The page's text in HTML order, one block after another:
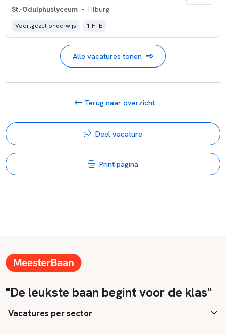
St.-Odulphuslyceum - Tilburg
Voortgezet onderwijs 1 FTE
Alle vacatures tonen
Terug naar overzicht
Deel vacature
Print pagina
"De leukste baan begint voor de klas"
Vacatures per sector